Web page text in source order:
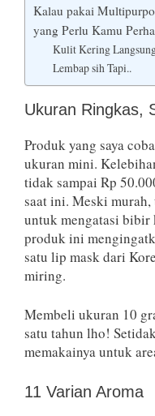
Kalau pakai
yang Perlu Kamu
Kulit Kering
Lembap sih Tapi..
Ukuran Ringkas,
Produk yang saya
ukuran mini.
tidak sampai Rp
saat ini. Meski
untuk mengatasi
produk ini
satu lip mask dari
miring.
Membeli ukuran 10
satu tahun lho!
memakainya untuk
11 Varian Aroma